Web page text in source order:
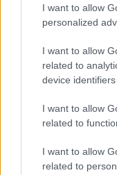
I want to allow
personalized
I want to allow
related to
device identifiers
I want to allow
related to
I want to allow
related to
— Fabrizio
September 18,
NÉMETORSZÁG
Német
kapcsán, de nem
fizetését illetően.
eurót keresett
az éves bére.